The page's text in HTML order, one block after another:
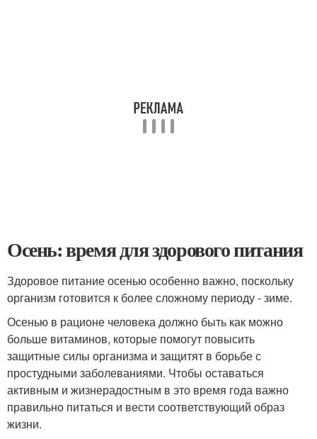
Осень: время для здорового питания
Здоровое питание осенью особенно важно, поскольку
организм готовится к более сложному периоду - зиме.
Осенью в рационе человека должно быть как можно
больше витаминов, которые помогут повысить
защитные силы организма и защитят в борьбе с
простудными заболеваниями. Чтобы оставаться
активным и жизнерадостным в это время года важно
правильно питаться и вести соответствующий образ
жизни.